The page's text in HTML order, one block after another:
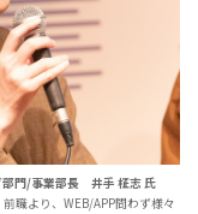
門/事業部長 井手 柾志 氏
職より、WEB/APP問わず様々